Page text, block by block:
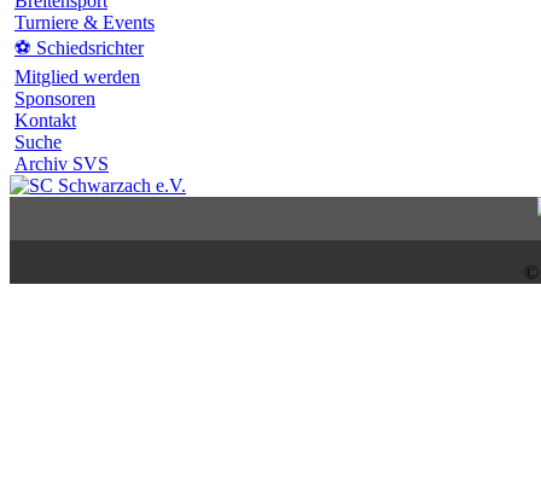
Turniere & Events
⚽ Schiedsrichter
Mitglied werden
Sponsoren
Kontakt
Suche
Archiv SVS
©